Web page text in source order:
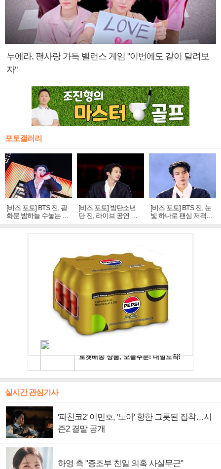
누에라, 팬사랑 가득 밸런스 게임 "이번에도 같이 달려보
자"
포토갤러리
[비즈 포토] BTS 진, 광
화문 밤하늘 수놓는 '비
주얼 킹'의 열창
[비즈 포토] 방탄소년
단 진, 라이브 공연 중
빛나는 독보적 아우라
[비즈 포토] BTS 진, 눈
빛 하나로 팬심 저격…
독보적 카리스마
실시간 관심기사
'파친코2' 이민호, '노아' 향한 그릇된 집착…시
즌2 결말 공개
하영 측 "증조부 친일 의혹 사실무근"